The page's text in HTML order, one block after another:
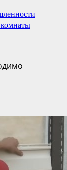
комнаты